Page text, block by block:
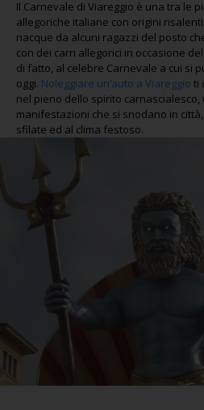
Il Carnevale di Viareggio è una tra le
allegoriche italiane con origini risalenti
nacque da alcuni ragazzi del posto
con dei carri allegorici in occasione
di fatto, al celebre Carnevale a cui si
oggi. Noleggiare un’auto a Viareggio ti
nel pieno dello spirito
manifestazioni che si snodano in
sfilate ed al clima festoso.